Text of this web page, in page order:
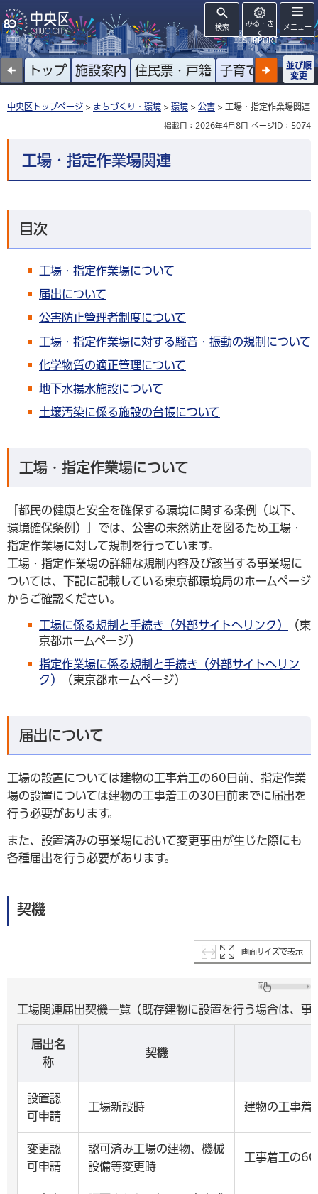
検索
みる・き
く
SUPPORT
メニュー
トップ 施設案内 住民票・戸籍 子育て 高齢者
並び順
変更
中央区トップページ > まちづくり・環境 > 環境 > 公害 > 工場・指定作業場関連
掲載日：2026年4月8日 ページID：5074
工場・指定作業場関連
目次
工場・指定作業場について
届出について
公害防止管理者制度について
工場・指定作業場に対する騒音・振動の規制について
化学物質の適正管理について
地下水揚水施設について
土壌汚染に係る施設の台帳について
工場・指定作業場について
「都民の健康と安全を確保する環境に関する条例（以下、
環境確保条例）」では、公害の未然防止を図るため工場・
指定作業場に対して規制を行っています。
工場・指定作業場の詳細な規制内容及び該当する事業場に
ついては、下記に記載している東京都環境局のホームページ
からご確認ください。
工場に係る規制と手続き（外部サイトへリンク）
（東
京都ホームページ）
指定作業場に係る規制と手続き（外部サイトへリン
ク）
（東京都ホームページ）
届出について
工場の設置については建物の工事着工の60日前、指定作業
場の設置については建物の工事着工の30日前までに届出を
行う必要があります。
また、設置済みの事業場において変更事由が生じた際にも
各種届出を行う必要があります。
契機
画面サイズで表示
工場関連届出契機一覧（既存建物に設置を行う場合は、事
届出名
称
契機
設置認
可申請
工場新設時 建物の工事着
変更認
可申請
認可済み工場の建物、機械
設備等変更時
工事着工の